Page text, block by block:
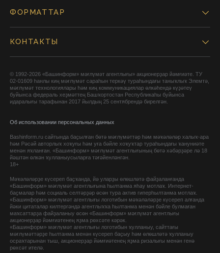
ФОРМАТТАР
КОНТАКТЫ
© 1992-2026 «Башинформ» мәғлүмәт агентлығы» акционерҙар йәмғиәте. ТУ
02-01609 һанлы киң мәғлүмәт сараһын теркәү тураһындағы таныҡлыҡ Элемтә,
мәғлүмәт технологиялары һәм киң коммуникациялар өлкәһендә күҙәтеү
буйынса федераль хеҙмәттең Башҡортостан Республикаһы буйынса
идаралығы тарафынан 2017 йылдың 25 сентябрендә бирелгән.
Об использовании персональных данных
Bashinform.ru сайтында баҫылған бөтә мәғлүмәттәр һәм мәҡәләләр халыҡ-ара
һәм Рәсәй авторлыҡ хоҡуғы һәм уға бәйле хоҡуҡтар тураһындағы ҡануниәте
менән яҡланған. «Башинформ» мәғлүмәт агентлығының бөтә хәбәрҙәре лә 18
йәштән өлкән ҡулланыусыларға тәғәйенләнгән.
18+
Мәҡәләләрҙе күсереп баҫҡанда, йә уларҙы өлөшләтә файҙаланғанда
«Башинформ» мәғлүмәт агентлығына һылтанма яһау мотлаҡ. Интернет-
баҫмалар һәм социаль селтәрҙәр өсөн тура актив гиперһылтанма мотлаҡ.
«Башинформ» мәғлүмәт агентлығы логотибын мәҡәләләрҙе күсереп алғанда
йәки цитаталар килтергәндә агентлыҡҡа һылтанма менән бәйле булмаған
маҡсаттарҙа файҙаланыу өсөн «Башинформ» мәғлүмәт агентлығы
акционерҙар йәмғиәтенең яҙма рөхсәте кәрәк.
«Башинформ» мәғлүмәт агентлығы логотибын ҡулланыу, сайттағы
мәғлүмәттәрҙе һылтанма менән күсереп баҫыу һәм өлөшләтә ҡулланыу
осраҡтарынан тыш, акционерҙар йәмғиәтенең яҙма ризалығы менән генә
рөхсәт ителә.